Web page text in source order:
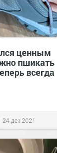
ценным
пшикать
всегда
24 дек 2021